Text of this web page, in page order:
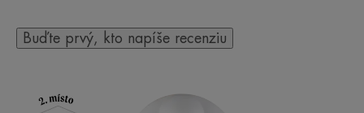
Buďte prvý, kto napíše recenziu